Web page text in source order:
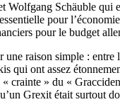
Schäuble qui
pour
pour le budget
raison simple :
ont assez
crainte » du «
Grexit était surtout